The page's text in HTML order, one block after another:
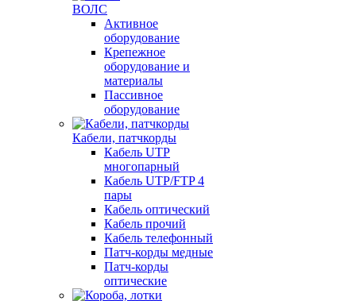
ВОЛС
Активное
оборудование
Крепежное
оборудование и
материалы
Пассивное
оборудование
Кабели, патчкорды
Кабель UTP
многопарный
Кабель UTP/FTP 4
пары
Кабель оптический
Кабель прочий
Кабель телефонный
Патч-корды медные
Патч-корды
оптические